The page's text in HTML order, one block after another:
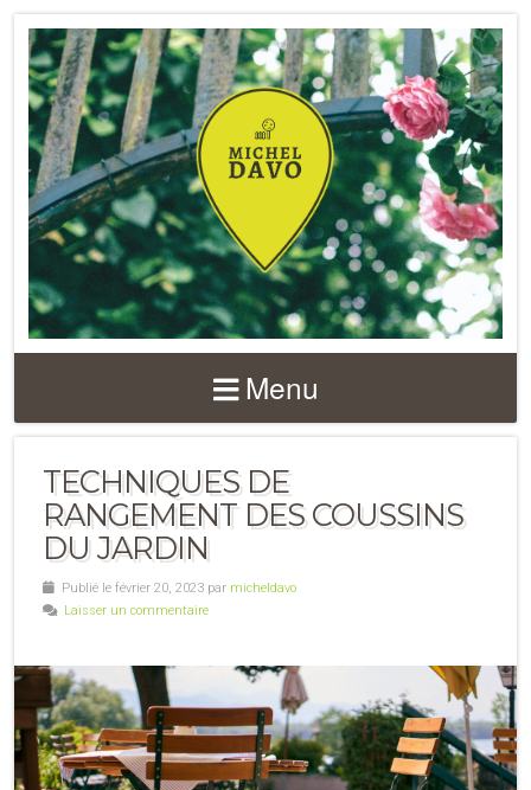
Menu
TECHNIQUES DE
RANGEMENT DES COUSSINS
DU JARDIN
Publié le février 20, 2023 par micheldavo
Laisser un commentaire